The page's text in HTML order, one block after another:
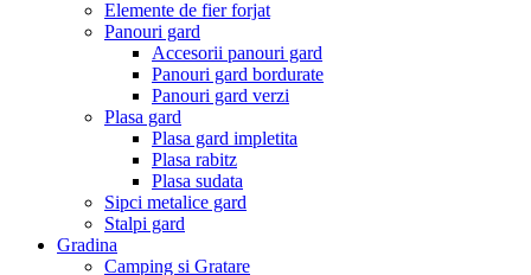
Elemente de fier forjat
Panouri gard
Accesorii panouri gard
Panouri gard bordurate
Panouri gard verzi
Plasa gard
Plasa gard impletita
Plasa rabitz
Plasa sudata
Sipci metalice gard
Stalpi gard
Gradina
Camping si Gratare